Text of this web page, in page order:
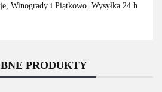
Winogrady i Piątkowo. Wysyłka 24 h
PRODUKTY